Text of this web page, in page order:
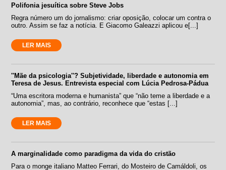
Polifonia jesuítica sobre Steve Jobs
Regra número um do jornalismo: criar oposição, colocar um contra o
outro. Assim se faz a notícia. E Giacomo Galeazzi aplicou e[...]
LER MAIS
''Mãe da psicologia''? Subjetividade, liberdade e autonomia em
Teresa de Jesus. Entrevista especial com Lúcia Pedrosa-Pádua
“Uma escritora moderna e humanista” que “não teme a liberdade e a
autonomia”, mas, ao contrário, reconhece que “estas [...]
LER MAIS
A marginalidade como paradigma da vida do cristão
Para o monge italiano Matteo Ferrari, do Mosteiro de Camáldoli, os